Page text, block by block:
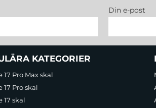
Din e-post
KATEGORIER
17 Pro Max skal
17 Pro skal
17 skal